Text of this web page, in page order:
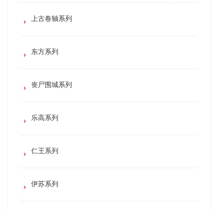
上古卷轴系列
东方系列
丧尸围城系列
乐高系列
仁王系列
伊苏系列